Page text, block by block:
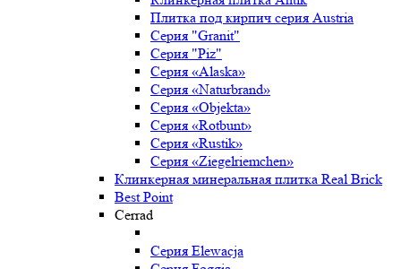
Плитка под кирпич серия Austria
Серия "Granit"
Серия "Piz"
Серия «Alaska»
Серия «Naturbrand»
Серия «Objekta»
Серия «Rotbunt»
Серия «Rustik»
Серия «Ziegelriemchen»
Клинкерная минеральная плитка Real Brick
Best Point
Cerrad
Серия Elewacja